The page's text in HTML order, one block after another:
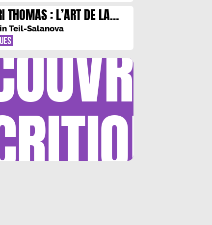
THOMAS : L’ART DE LA
Teil-Salanova